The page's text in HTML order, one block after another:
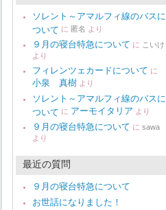
ソレント～アマルフィ線のバスに
ついて に 匿名 より
９月の寝台特急について に こいけ
より
フィレンツェカードについて に
小泉 真樹 より
ソレント～アマルフィ線のバスに
ついて に アーモイタリア より
９月の寝台特急について に sawa
より
最近の質問
９月の寝台特急について
お世話になりました！